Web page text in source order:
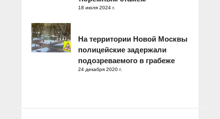
18 июля 2024 г.
На территории Новой Москвы
полицейские задержали
подозреваемого в грабеже
24 декабря 2020 г.